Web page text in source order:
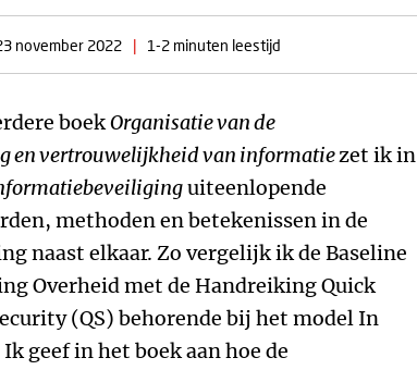
november 2022 | 1-2 minuten leestijd
boekOrganisatie van de
en vertrouwelijkheid van informatiezet ik in
uiteenlopende
methoden en betekenissen in de
naast elkaar. Zo vergelijk ik de Baseline
Overheid met de Handreiking Quick
(QS) behorende bij het model In
geef in het boek aan hoe de